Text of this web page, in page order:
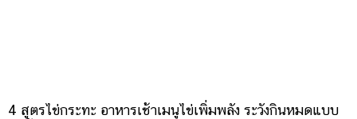
4 สูตรไข่กระทะ อาหารเช้าเมนูไข่เพิ่มพลัง ระวังกินหมดแบบ